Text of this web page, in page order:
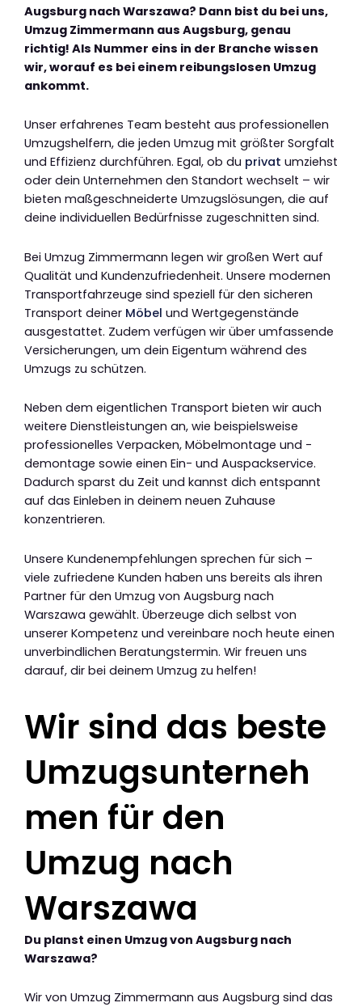
Augsburg nach Warszawa? Dann bist du bei uns,
Umzug Zimmermann aus Augsburg, genau
richtig! Als Nummer eins in der Branche wissen
wir, worauf es bei einem reibungslosen Umzug
ankommt.
Unser erfahrenes Team besteht aus professionellen
Umzugshelfern, die jeden Umzug mit größter Sorgfalt
und Effizienz durchführen. Egal, ob du privat umziehst
oder dein Unternehmen den Standort wechselt – wir
bieten maßgeschneiderte Umzugslösungen, die auf
deine individuellen Bedürfnisse zugeschnitten sind.
Bei Umzug Zimmermann legen wir großen Wert auf
Qualität und Kundenzufriedenheit. Unsere modernen
Transportfahrzeuge sind speziell für den sicheren
Transport deiner Möbel und Wertgegenstände
ausgestattet. Zudem verfügen wir über umfassende
Versicherungen, um dein Eigentum während des
Umzugs zu schützen.
Neben dem eigentlichen Transport bieten wir auch
weitere Dienstleistungen an, wie beispielsweise
professionelles Verpacken, Möbelmontage und -
demontage sowie einen Ein- und Auspackservice.
Dadurch sparst du Zeit und kannst dich entspannt
auf das Einleben in deinem neuen Zuhause
konzentrieren.
Unsere Kundenempfehlungen sprechen für sich –
viele zufriedene Kunden haben uns bereits als ihren
Partner für den Umzug von Augsburg nach
Warszawa gewählt. Überzeuge dich selbst von
unserer Kompetenz und vereinbare noch heute einen
unverbindlichen Beratungstermin. Wir freuen uns
darauf, dir bei deinem Umzug zu helfen!
Wir sind das beste
Umzugsunterneh
men für den
Umzug nach
Warszawa
Du planst einen Umzug von Augsburg nach
Warszawa?
Wir von Umzug Zimmermann aus Augsburg sind das